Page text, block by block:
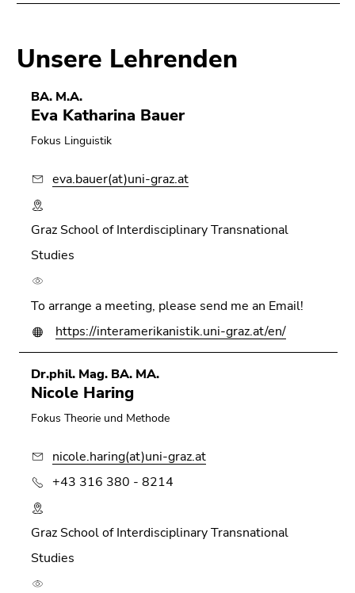
Unsere Lehrenden
BA. M.A.
Eva Katharina Bauer
Fokus Linguistik
eva.bauer(at)uni-graz.at
Graz School of Interdisciplinary Transnational
Studies
To arrange a meeting, please send me an Email!
https://interamerikanistik.uni-graz.at/en/
Dr.phil. Mag. BA. MA.
Nicole Haring
Fokus Theorie und Methode
nicole.haring(at)uni-graz.at
+43 316 380 - 8214
Graz School of Interdisciplinary Transnational
Studies